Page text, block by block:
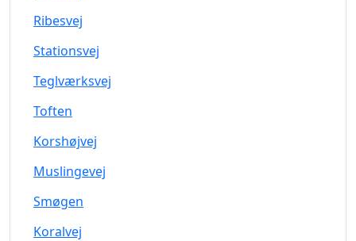
Ribesvej
Stationsvej
Teglværksvej
Toften
Korshøjvej
Muslingevej
Smøgen
Koralvej